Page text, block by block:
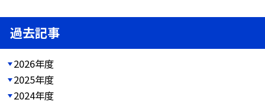
過去記事
2026年度
2025年度
2024年度